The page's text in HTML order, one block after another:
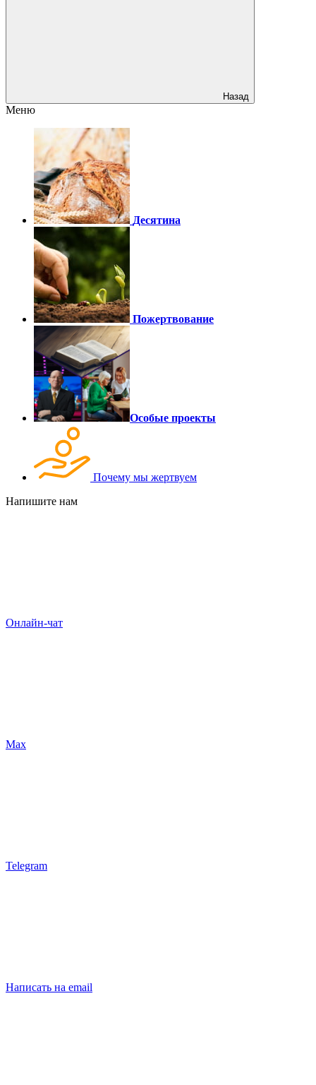
Назад
Меню
Десятина
Пожертвование
Особые проекты
Почему мы жертвуем
Напишите нам
Онлайн-чат
Max
Telegram
Написать на email